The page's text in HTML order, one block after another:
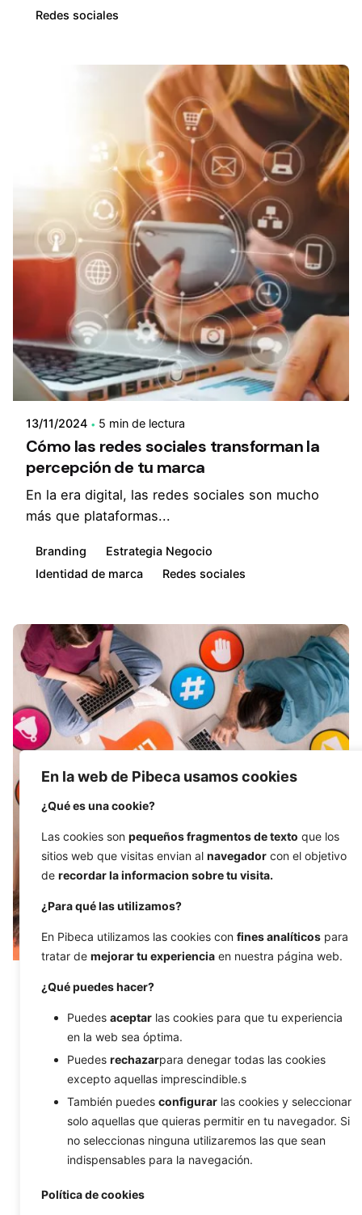
En la web de Pibeca usamos cookies
¿Qué es una cookie?
Las cookies son pequeños fragmentos de texto que los
sitios web que visitas envian al navegador con el objetivo
de recordar la informacion sobre tu visita.
¿Para qué las utilizamos?
En Pibeca utilizamos las cookies con fines analíticos para
tratar de mejorar tu experiencia en nuestra página web.
¿Qué puedes hacer?
Puedes aceptar las cookies para que tu experiencia
en la web sea óptima.
Puedes rechazarpara denegar todas las cookies
excepto aquellas imprescindible.s
También puedes configurar las cookies y seleccionar
solo aquellas que quieras permitir en tu navegador. Si
no seleccionas ninguna utilizaremos las que sean
indispensables para la navegación.
Política de cookies
Redes sociales
13/11/2024 5 min de lectura
Cómo las redes sociales transforman la
percepción de tu marca
En la era digital, las redes sociales son mucho
más que plataformas...
Branding
Estrategia Negocio
Identidad de marca
Redes sociales
12/11/2024 6 min de lectura
alrededor de tu marca
En un mundo cada vez más conectado, las
marcas ya no solo...
Branding
Estrategia Negocio
Identidad de marca
Redes sociales